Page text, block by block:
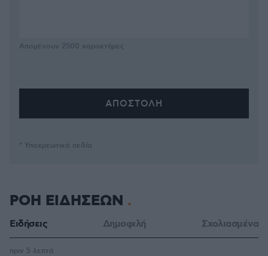
Απομένουν 2500 χαρακτήρες
* Υποχρεωτικά πεδία
ΡΟΗ ΕΙΔΗΣΕΩΝ
Ειδήσεις Δημοφιλή Σχολιασμένα
πριν 5 λεπτά